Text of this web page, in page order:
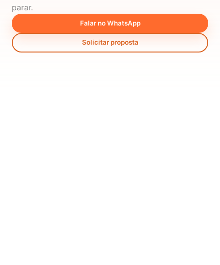
parar.
Falar no WhatsApp
Solicitar proposta